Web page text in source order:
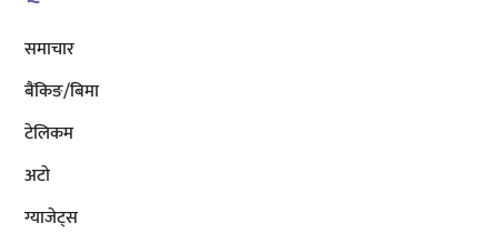
समाचार
बैंकिङ/बिमा
टेलिकम
अटाे
ग्याजेट्स